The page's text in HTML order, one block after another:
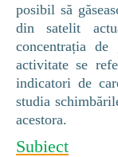
posibil să
din satelit
concentrația
activitate se
indicatori de
studia
acestora.
Subiect